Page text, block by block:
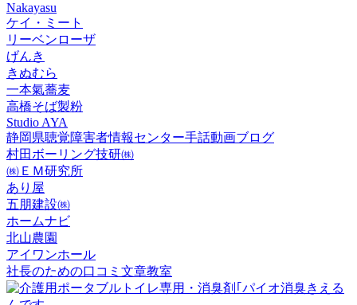
Nakayasu
ケイ・ミート
リーベンローザ
げんき
きぬむら
一本氣蕎麦
高橋そば製粉
Studio AYA
静岡県聴覚障害者情報センター手話動画ブログ
村田ボーリング技研㈱
㈱ＥＭ研究所
あり屋
五朋建設㈱
ホームナビ
北山農園
アイワンホール
社長のための口コミ文章教室